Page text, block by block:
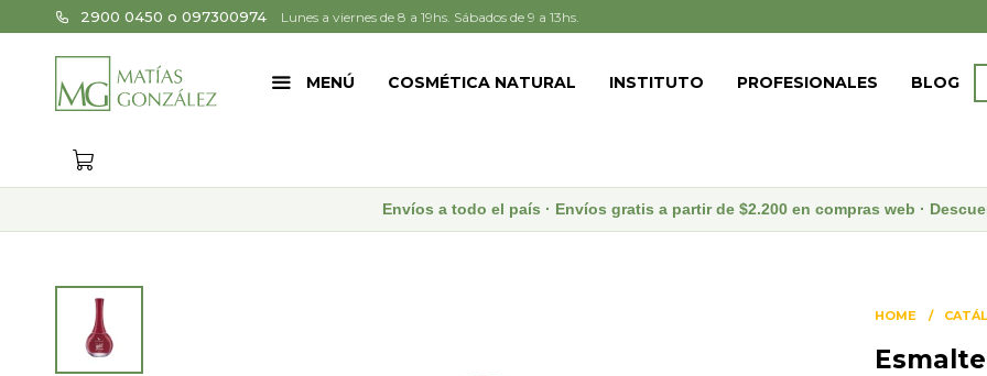
MENÚ COSMÉTICA NATURAL INSTITUTO PROFESIONALES BLOG
2900 0450 o 097300974 Lunes a viernes de 8 a 19hs. Sábados de 9 a 13hs.
Envíos a todo el país · Envíos gratis a partir de $2.200 en compras web ·
HOME